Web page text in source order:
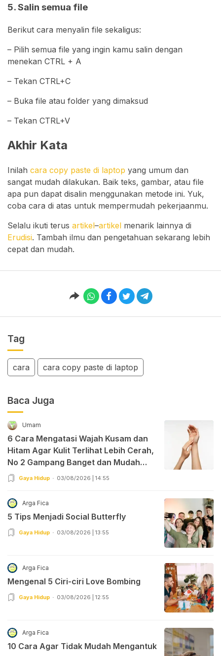
5. Salin semua file
Berikut cara menyalin file sekaligus:
– Pilih semua file yang ingin kamu salin dengan
menekan CTRL + A
– Tekan CTRL+C
– Buka file atau folder yang dimaksud
– Tekan CTRL+V
Akhir Kata
Inilah cara copy paste di laptop yang umum dan
sangat mudah dilakukan. Baik teks, gambar, atau file
apa pun dapat disalin menggunakan metode ini. Yuk,
coba cara di atas untuk mempermudah pekerjaanmu.
Selalu ikuti terus artikel–artikel menarik lainnya di
Erudisi. Tambah ilmu dan pengetahuan sekarang lebih
cepat dan mudah.
Tag
cara cara copy paste di laptop
Baca Juga
Umam
6 Cara Mengatasi Wajah Kusam dan
Hitam Agar Kulit Terlihat Lebih Cerah,
No 2 Gampang Banget dan Mudah
Dipraktekkan!
Gaya Hidup 03/08/2026 | 14:55
Arga Fica
5 Tips Menjadi Social Butterfly
Gaya Hidup 03/08/2026 | 13:55
Arga Fica
Mengenal 5 Ciri-ciri Love Bombing
Gaya Hidup 03/08/2026 | 12:55
Arga Fica
10 Cara Agar Tidak Mudah Mengantuk